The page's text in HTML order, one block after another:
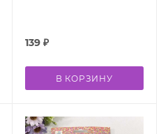
139₽
В КОРЗИНУ